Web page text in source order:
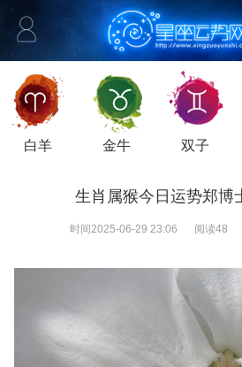
白羊 金牛 双子
生肖属猴今日运势郑博
时间2025-06-29 23:06 阅读48